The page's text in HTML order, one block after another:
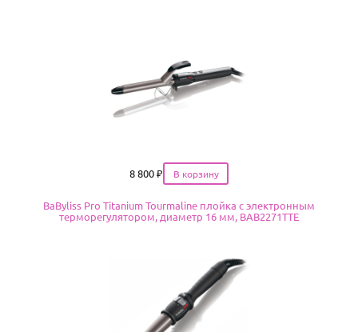
Цена
8 800 ₽
BaByliss Pro Titanium Tourmaline плойка с электронным
терморегулятором, диаметр 16 мм, BAB2271TTE